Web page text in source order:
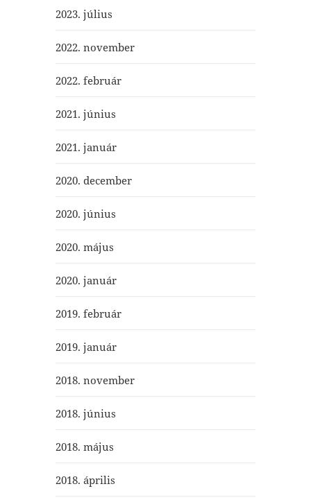
2023. július
2022. november
2022. február
2021. június
2021. január
2020. december
2020. június
2020. május
2020. január
2019. február
2019. január
2018. november
2018. június
2018. május
2018. április